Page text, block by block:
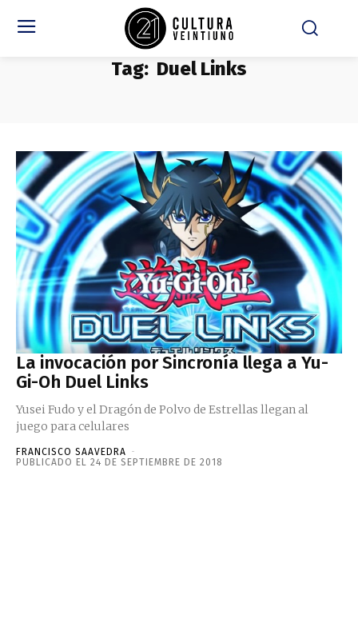
Tag: Duel Links
La invocación por Sincronía llega a Yu-
Gi-Oh Duel Links
Yusei Fudo y el Dragón de Polvo de Estrellas llegan al
juego para celulares
FRANCISCO SAAVEDRA -
PUBLICADO EL 24 DE SEPTIEMBRE DE 2018